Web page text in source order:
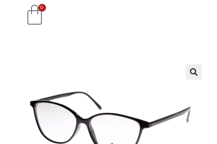
0